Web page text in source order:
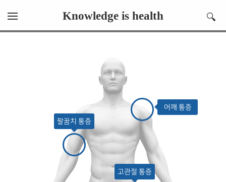
Knowledge is health 🔍
어깨 통증
고관절 통증
팔꿈치 통증